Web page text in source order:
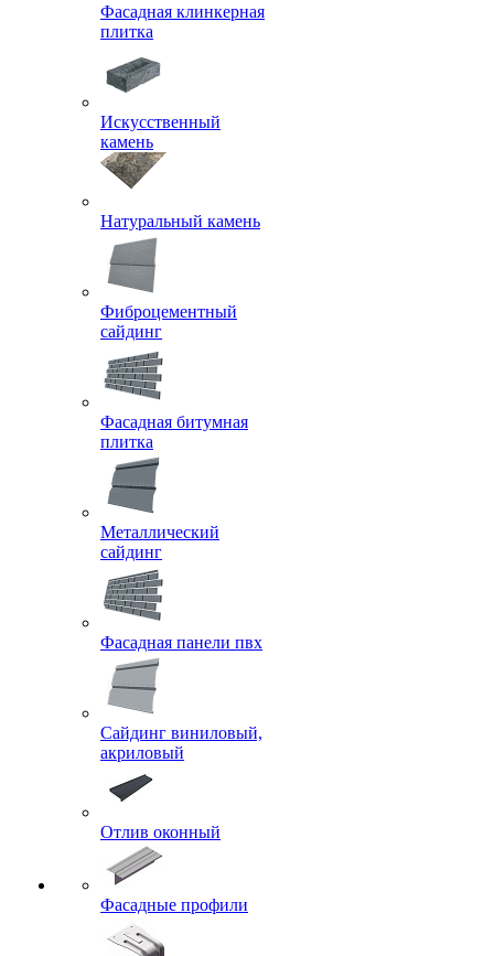
Фасадная клинкерная
плитка
Искусственный
камень
Натуральный камень
Фиброцементный
сайдинг
Фасадная битумная
плитка
Металлический
сайдинг
Фасадная панели пвх
Сайдинг виниловый,
акриловый
Отлив оконный
Фасадные профили